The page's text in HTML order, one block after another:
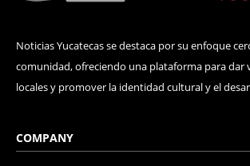
Noticias Yucatecas se destaca por su enfoque
comunidad, ofreciendo una plataforma para dar
locales y promover la identidad cultural y el
COMPANY